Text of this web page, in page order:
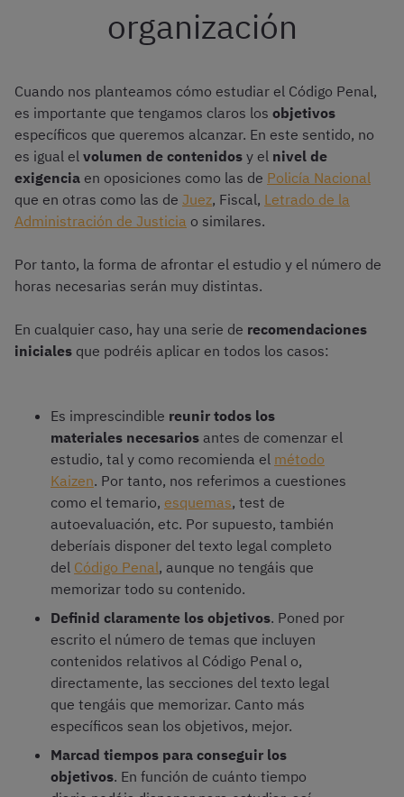
organización
Cuando nos planteamos cómo estudiar el Código Penal,
es importante que tengamos claros los objetivos
específicos que queremos alcanzar. En este sentido, no
es igual el volumen de contenidos y el nivel de
exigencia en oposiciones como las de Policía Nacional
que en otras como las de Juez, Fiscal, Letrado de la
Administración de Justicia o similares.
Por tanto, la forma de afrontar el estudio y el número de
horas necesarias serán muy distintas.
En cualquier caso, hay una serie de recomendaciones
iniciales que podréis aplicar en todos los casos:
Es imprescindible reunir todos los
materiales necesarios antes de comenzar el
estudio, tal y como recomienda el método
Kaizen. Por tanto, nos referimos a cuestiones
como el temario, esquemas, test de
autoevaluación, etc. Por supuesto, también
deberíais disponer del texto legal completo
del Código Penal, aunque no tengáis que
memorizar todo su contenido.
Definid claramente los objetivos. Poned por
escrito el número de temas que incluyen
contenidos relativos al Código Penal o,
directamente, las secciones del texto legal
que tengáis que memorizar. Canto más
específicos sean los objetivos, mejor.
Marcad tiempos para conseguir los
objetivos. En función de cuánto tiempo